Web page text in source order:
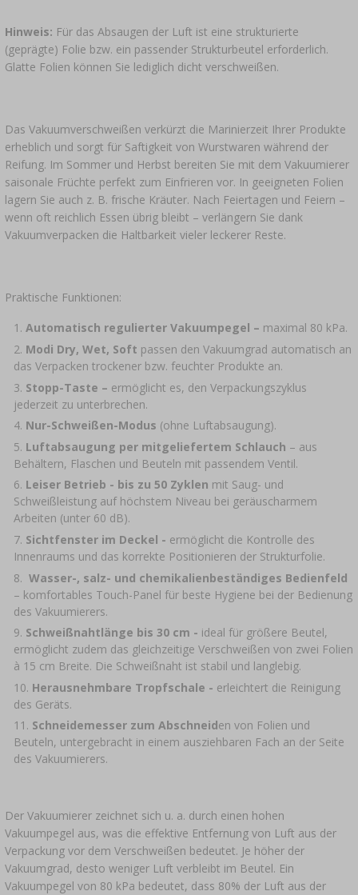
Hinweis: Für das Absaugen der Luft ist eine strukturierte
(geprägte) Folie bzw. ein passender Strukturbeutel erforderlich.
Glatte Folien können Sie lediglich dicht verschweißen.
Das Vakuumverschweißen verkürzt die Marinierzeit Ihrer Produkte
erheblich und sorgt für Saftigkeit von Wurstwaren während der
Reifung. Im Sommer und Herbst bereiten Sie mit dem Vakuumierer
saisonale Früchte perfekt zum Einfrieren vor. In geeigneten Folien
lagern Sie auch z. B. frische Kräuter. Nach Feiertagen und Feiern –
wenn oft reichlich Essen übrig bleibt – verlängern Sie dank
Vakuumverpacken die Haltbarkeit vieler leckerer Reste.
Praktische Funktionen:
Automatisch regulierter Vakuumpegel – maximal 80 kPa.
Modi Dry, Wet, Soft passen den Vakuumgrad automatisch an
das Verpacken trockener bzw. feuchter Produkte an.
Stopp-Taste – ermöglicht es, den Verpackungszyklus
jederzeit zu unterbrechen.
Nur-Schweißen-Modus (ohne Luftabsaugung).
Luftabsaugung per mitgeliefertem Schlauch – aus
Behältern, Flaschen und Beuteln mit passendem Ventil.
Leiser Betrieb - bis zu 50 Zyklen mit Saug- und
Schweißleistung auf höchstem Niveau bei geräuscharmem
Arbeiten (unter 60 dB).
Sichtfenster im Deckel - ermöglicht die Kontrolle des
Innenraums und das korrekte Positionieren der Strukturfolie.
Wasser-, salz- und chemikalienbeständiges Bedienfeld
– komfortables Touch-Panel für beste Hygiene bei der Bedienung
des Vakuumierers.
Schweißnahtlänge bis 30 cm - ideal für größere Beutel,
ermöglicht zudem das gleichzeitige Verschweißen von zwei Folien
à 15 cm Breite. Die Schweißnaht ist stabil und langlebig.
Herausnehmbare Tropfschale - erleichtert die Reinigung
des Geräts.
Schneidemesser zum Abschneiden von Folien und
Beuteln, untergebracht in einem ausziehbaren Fach an der Seite
des Vakuumierers.
Der Vakuumierer zeichnet sich u. a. durch einen hohen
Vakuumpegel aus, was die effektive Entfernung von Luft aus der
Verpackung vor dem Verschweißen bedeutet. Je höher der
Vakuumgrad, desto weniger Luft verbleibt im Beutel. Ein
Vakuumpegel von 80 kPa bedeutet, dass 80% der Luft aus der